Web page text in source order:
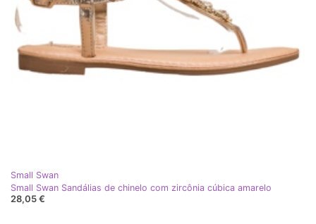
Small Swan
Small Swan Sandálias de chinelo com zircônia cúbica amarelo
28,05 €